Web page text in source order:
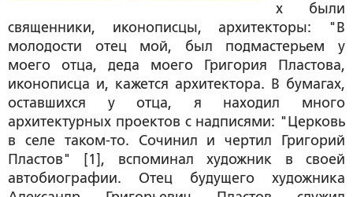
х были
священники, иконописцы, архитекторы: "В
молодости отец мой, был подмастерьем у
моего отца, деда моего Григория Пластова,
иконописца и, кажется архитектора. В бумагах,
оставшихся у отца, я находил много
архитектурных проектов с надписями: "Церковь
в селе таком-то. Сочинил и чертил Григорий
Пластов" [1 ], вспоминал художник в своей
автобиографии. Отец будущего художника